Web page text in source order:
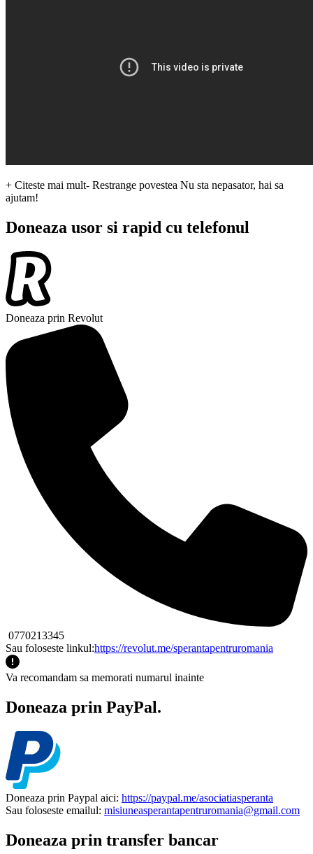
+ Citeste mai mult- Restrange povestea Nu sta nepasator, hai sa
ajutam!
Doneaza usor si rapid cu telefonul
Doneaza prin Revolut
0770213345
Sau foloseste linkul:https://revolut.me/sperantapentruromania
Va recomandam sa memorati numarul inainte
Doneaza prin PayPal.
Doneaza prin Paypal aici: https://paypal.me/asociatiasperanta
Sau foloseste emailul: misiuneasperantapentruromania@gmail.com
Doneaza prin transfer bancar